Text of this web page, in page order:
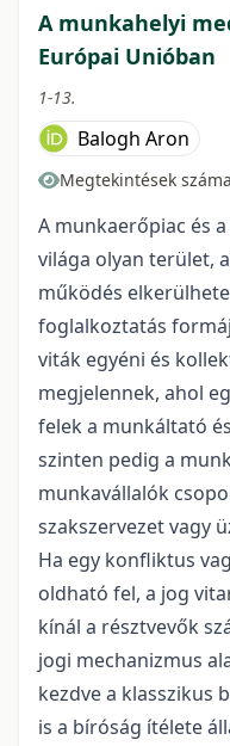
A munkahelyi
Európai Unióban
1-13.
Balogh Aron
Megtekintések
A munkaerőpiac és
világa olyan terület,
működés
foglalkoztatás
viták egyéni és
megjelennek, ahol
felek a munkáltató
szinten pedig a
munkavállalók
szakszervezet vagy
Ha egy konfliktus
oldható fel, a jog
kínál a résztvevők
jogi mechanizmus
kezdve a klasszikus
is a bíróság ítélete